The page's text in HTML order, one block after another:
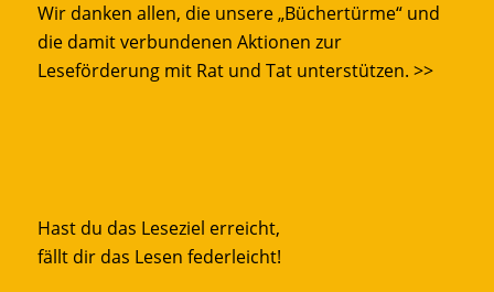
Wir danken allen, die unsere „Büchertürme“ und
die damit verbundenen Aktionen zur
Leseförderung mit Rat und Tat unterstützen. >>
Hast du das Leseziel erreicht,
fällt dir das Lesen federleicht!